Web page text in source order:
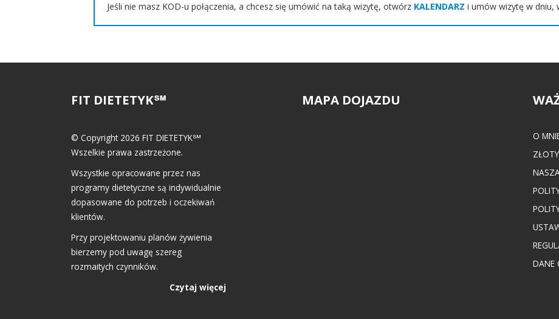
Jeśli nie masz KOD-u połączenia, a chcesz się umówić na taką wizytę, otwórz KALENDARZ i umów wizytę w dniu,
FIT DIETETYK℠
© Copyright 2026 FIT DIETETYK℠
Wszelkie prawa zastrzeżone.
Wszystkie opracowane przez nas
programy dietetyczne są indywidualnie
dopasowane do potrzeb i oczekiwań
klientów.
Przy projektowaniu planów żywienia
bierzemy pod uwagę szereg
rozmaitych czynników.
Czytaj więcej
MAPA DOJAZDU
O
DANE